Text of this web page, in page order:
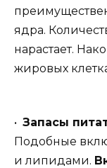
ядра.
нарастает.
жировых
• Запасы
Подобные
и липидами.